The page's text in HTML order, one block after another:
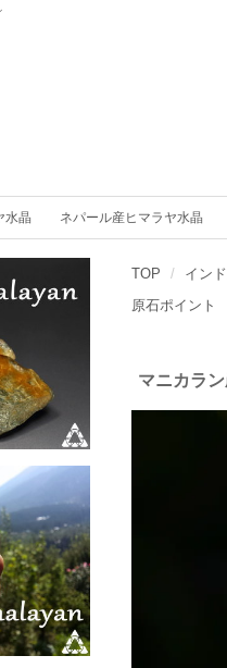
水晶 ネパール産ヒマラヤ水晶
TOP イン
原石ポイント
マニカラ